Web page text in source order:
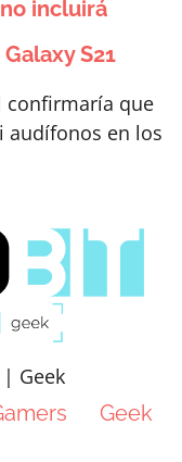
incluirá
S21
confirmaría que
audífonos en los
Geek
Geek